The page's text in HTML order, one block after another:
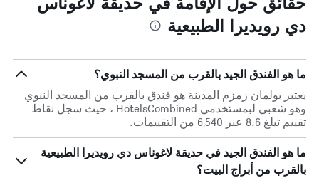
دي رويديرا الطبيعية
ما هو الفندق الجيد بالقرب من المسجد النبوي؟
يعتبر بولمان زمزم المدينة هو فندق بالقرب من المسجد النبوي
وهو شعبي لبمستخدمي HotelsCombined ، حيث سجل نقاط
تقييم تبلغ 8.6 عبر 6,540 من التقييمات.
ما هو الفندق الجيد في حديقة لاغوناس دي رويديرا الطبيعية
بالقرب من أبراج البيت؟